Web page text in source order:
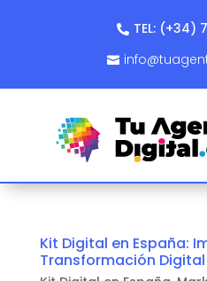
TEL: (+34)
Kit Digital en España:
Transformación